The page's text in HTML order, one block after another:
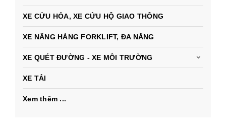
XE CỨU HỎA, XE CỨU HỘ GIAO THÔNG
XE NÂNG HÀNG FORKLIFT, ĐA NĂNG
XE QUÉT ĐƯỜNG - XE MÔI TRƯỜNG
XE TẢI
Xem thêm ...